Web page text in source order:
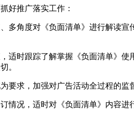
好推广落实工作：
角度对《负面清单》进行解读宣
时跟踪了解掌握《负面清单》使
。
，加强对广告活动全过程的监
况，适时对《负面清单》内容进